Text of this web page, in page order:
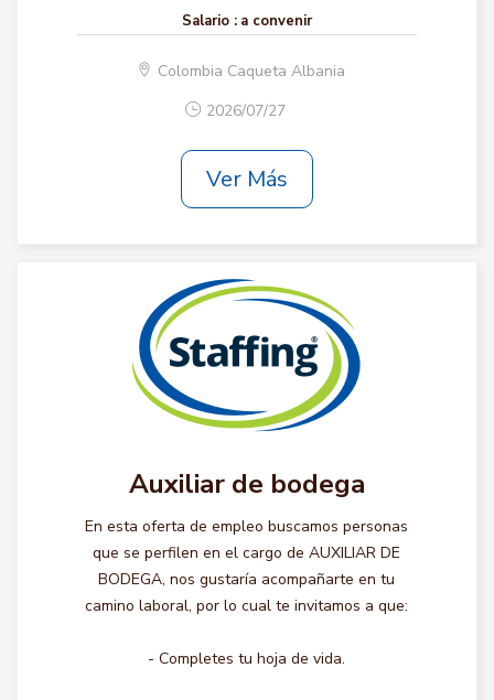
Salario : a convenir
Colombia Caqueta Albania
2026/07/27
Ver Más
Auxiliar de bodega
En esta oferta de empleo buscamos personas
que se perfilen en el cargo de AUXILIAR DE
BODEGA, nos gustaría acompañarte en tu
camino laboral, por lo cual te invitamos a que:
- Completes tu hoja de vida.